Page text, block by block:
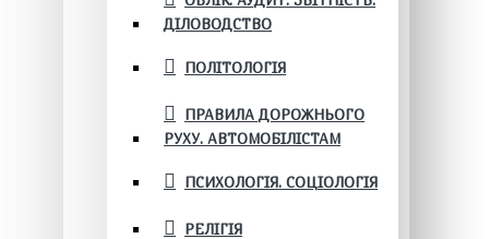
ДІЛОВОДСТВО
ПОЛІТОЛОГІЯ
ПРАВИЛА ДОРОЖНЬОГО
РУХУ. АВТОМОБІЛІСТАМ
ПСИХОЛОГІЯ. СОЦІОЛОГІЯ
РЕЛІГІЯ